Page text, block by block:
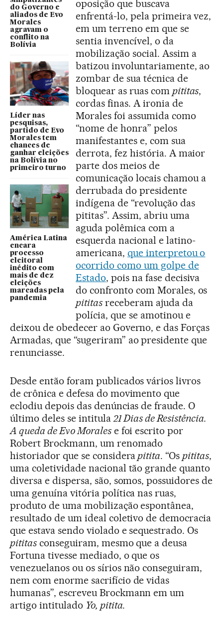
do Governo e
aliados de Evo
Morales
agravam o
conflito na
Bolívia
Líder nas
pesquisas,
partido de Evo
Morales tem
chances de
ganhar eleições
na Bolívia no
primeiro turno
América Latina
encara
processo
eleitoral
inédito com
mais de dez
eleições
marcadas pela
pandemia
oposição que buscava
enfrentá-lo, pela primeira vez,
em um terreno em que se
sentia invencível, o da
mobilização social. Assim a
batizou involuntariamente, ao
zombar de sua técnica de
bloquear as ruas com pititas,
cordas finas. A ironia de
Morales foi assumida como
“nome de honra” pelos
manifestantes e, com sua
derrota, fez história. A maior
parte dos meios de
comunicação locais chamou a
derrubada do presidente
indígena de “revolução das
pititas”. Assim, abriu uma
aguda polêmica com a
esquerda nacional e latino-
americana, que interpretou o
ocorrido como um golpe de
Estado, pois na fase decisiva
do confronto com Morales, os
pititasreceberam ajuda da
polícia, que se amotinou e
deixou de obedecer ao Governo, e das Forças
Armadas, que “sugeriram” ao presidente que
renunciasse.
Desde então foram publicados vários livros
de crônica e defesa do movimento que
eclodiu depois das denúncias de fraude. O
último deles se intitula21 Dias de Resistência.
A queda de Evo Moralese foi escrito por
Robert Brockmann, um renomado
historiador que se considerapitita. “Ospititas,
uma coletividade nacional tão grande quanto
diversa e dispersa, são, somos, possuidores de
uma genuína vitória política nas ruas,
produto de uma mobilização espontânea,
resultado de um ideal coletivo de democracia
que estava sendo violado e sequestrado. Os
pititasconseguiram, mesmo que a deusa
Fortuna tivesse mediado, o que os
venezuelanos ou os sírios não conseguiram,
nem com enorme sacrifício de vidas
humanas”, escreveu Brockmann em um
artigo intitulado Yo, pitita.